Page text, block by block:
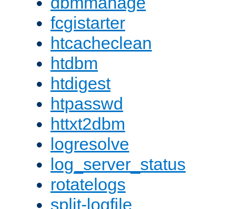
fcgistarter
htcacheclean
htdbm
htdigest
htpasswd
httxt2dbm
logresolve
log_server_status
rotatelogs
split-logfile